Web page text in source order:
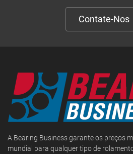
Contate-Nos
A Bearing Business garante os preços
mundial para qualquer tipo de